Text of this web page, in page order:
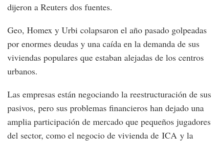
dijeron a Reuters dos fuentes.
Geo, Homex y Urbi colapsaron el año pasado golpeadas
por enormes deudas y una caída en la demanda de sus
viviendas populares que estaban alejadas de los centros
urbanos.
Las empresas están negociando la reestructuración de sus
pasivos, pero sus problemas financieros han dejado una
amplia participación de mercado que pequeños jugadores
del sector, como el negocio de vivienda de ICA y la